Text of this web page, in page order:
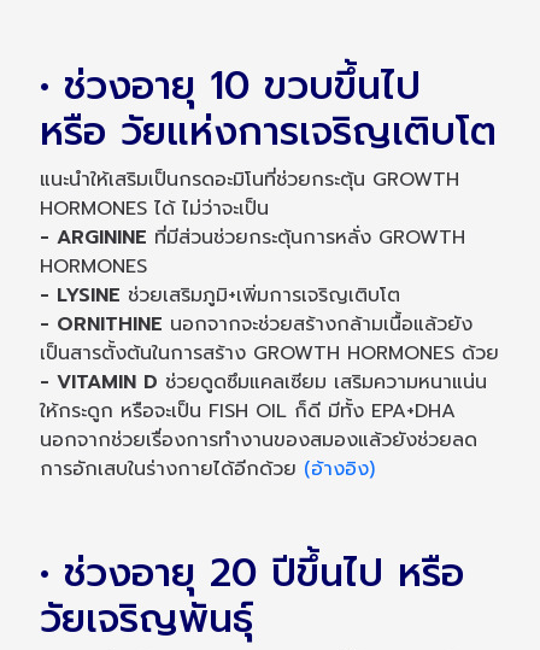
• ช่วงอายุ 10 ขวบขึ้นไป
หรือ วัยแห่งการเจริญเติบโต
แนะนำให้เสริมเป็นกรดอะมิโนที่ช่วยกระตุ้น GROWTH
HORMONES ได้ ไม่ว่าจะเป็น
- ARGININE ที่มีส่วนช่วยกระตุ้นการหลั่ง GROWTH
HORMONES
- LYSINE ช่วยเสริมภูมิ+เพิ่มการเจริญเติบโต
- ORNITHINE นอกจากจะช่วยสร้างกล้ามเนื้อแล้วยัง
เป็นสารตั้งต้นในการสร้าง GROWTH HORMONES ด้วย
- VITAMIN D ช่วยดูดซึมแคลเซียม เสริมความหนาแน่น
ให้กระดูก หรือจะเป็น FISH OIL ก็ดี มีทั้ง EPA+DHA
นอกจากช่วยเรื่องการทำงานของสมองแล้วยังช่วยลด
การอักเสบในร่างกายได้อีกด้วย (อ้างอิง)
• ช่วงอายุ 20 ปีขึ้นไป หรือ
วัยเจริญพันธุ์